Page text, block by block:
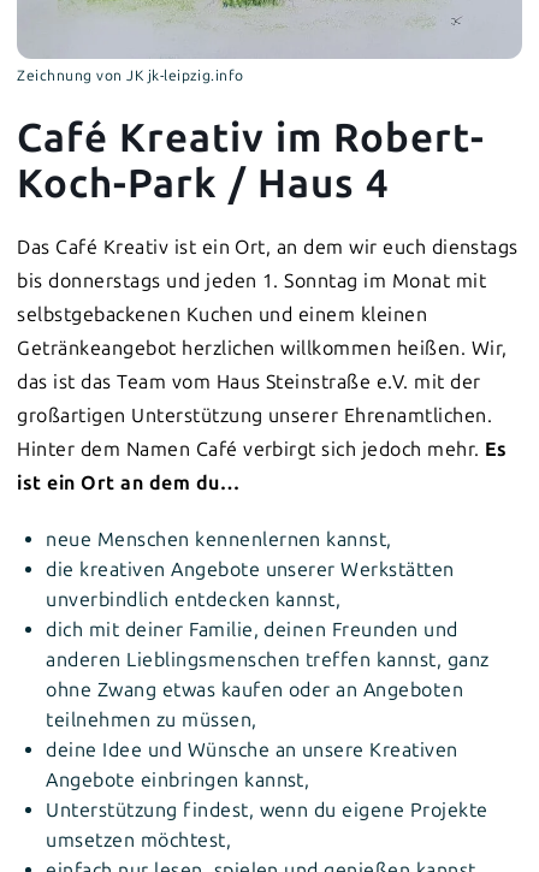
Zeichnung von JK jk-leipzig.info
Café Kreativ im Robert-
Koch-Park / Haus 4
Das Café Kreativ ist ein Ort, an dem wir euch dienstags
bis donnerstags und jeden 1. Sonntag im Monat mit
selbstgebackenen Kuchen und einem kleinen
Getränkeangebot herzlichen willkommen heißen. Wir,
das ist das Team vom Haus Steinstraße e.V. mit der
großartigen Unterstützung unserer Ehrenamtlichen.
Hinter dem Namen Café verbirgt sich jedoch mehr. Es
ist ein Ort an dem du…
neue Menschen kennenlernen kannst,
die kreativen Angebote unserer Werkstätten
unverbindlich entdecken kannst,
dich mit deiner Familie, deinen Freunden und
anderen Lieblingsmenschen treffen kannst, ganz
ohne Zwang etwas kaufen oder an Angeboten
teilnehmen zu müssen,
deine Idee und Wünsche an unsere Kreativen
Angebote einbringen kannst,
Unterstützung findest, wenn du eigene Projekte
umsetzen möchtest,